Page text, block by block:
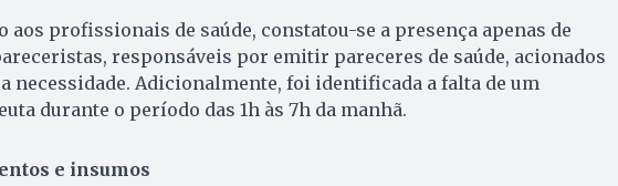
aos profissionais de saúde, constatou-se a presença apenas de
responsáveis por emitir pareceres de saúde, acionados
necessidade. Adicionalmente, foi identificada a falta de um
durante o período das 1h às 7h da manhã.
e insumos